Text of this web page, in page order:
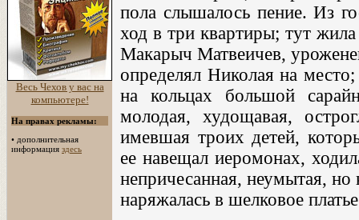
Весь Чехов у вас на
компьютере!
На правах рекламы:
• дополнительная
информация здесь
пола слышалось пение. Из
ход в три квартиры; тут
Макарыч Матвеичев,
определял Николая на
на кольцах большой
молодая, худощавая,
имевшая троих детей,
ее навещал иеромонах,
непричесанная, неумытая, но
наряжалась в шелковое